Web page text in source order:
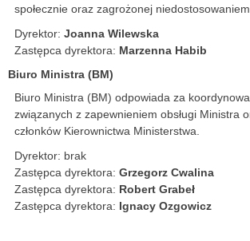
społecznie oraz zagrożonej
Dyrektor: Joanna Wilewska
Zastępca dyrektora: Marzenna Habib
Biuro Ministra (BM)
Biuro Ministra (BM) odpowiada za
związanych z zapewnieniem obsługi Ministra
członków Kierownictwa Ministerstwa.
Dyrektor: brak
Zastępca dyrektora: Grzegorz Cwalina
Zastępca dyrektora: Robert Grabeł
Zastępca dyrektora: Ignacy Ozgowicz